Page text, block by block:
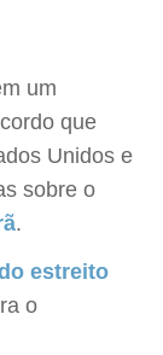
um
que
Unidos e
sobre o
.
estreito
o